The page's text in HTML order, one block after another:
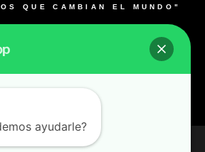
QUE CAMBIAN EL MUNDO"
en Bogotá, Medellín, Cali,
Colombia – Producto 100%
Colombiano
derechos reservados
ayudarle?